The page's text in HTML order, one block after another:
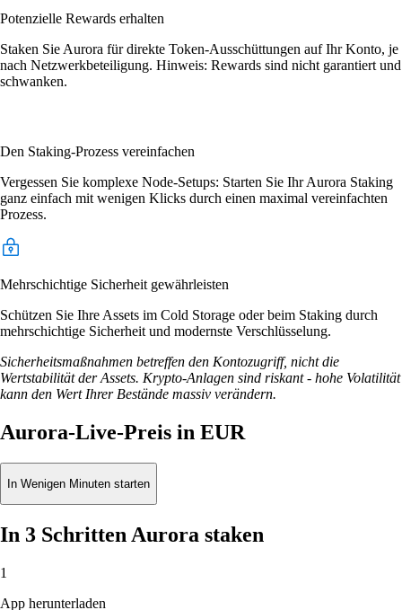
Potenzielle Rewards erhalten
Staken Sie Aurora für direkte Token-Ausschüttungen auf Ihr Konto, je
nach Netzwerkbeteiligung. Hinweis: Rewards sind nicht garantiert und
schwanken.
Den Staking-Prozess vereinfachen
Vergessen Sie komplexe Node-Setups: Starten Sie Ihr Aurora Staking
ganz einfach mit wenigen Klicks durch einen maximal vereinfachten
Prozess.
Mehrschichtige Sicherheit gewährleisten
Schützen Sie Ihre Assets im Cold Storage oder beim Staking durch
mehrschichtige Sicherheit und modernste Verschlüsselung.
Sicherheitsmaßnahmen betreffen den Kontozugriff, nicht die
Wertstabilität der Assets. Krypto-Anlagen sind riskant - hohe Volatilität
kann den Wert Ihrer Bestände massiv verändern.
Aurora-Live-Preis in EUR
In Wenigen Minuten starten
In 3 Schritten Aurora staken
1
App herunterladen